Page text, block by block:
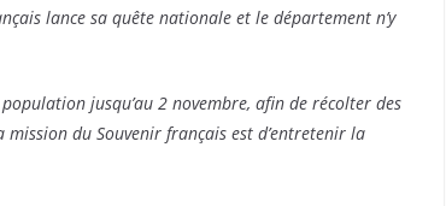
lance sa quête nationale et le département n’y
jusqu’au 2 novembre, afin de récolter des
du Souvenir français est d’entretenir la